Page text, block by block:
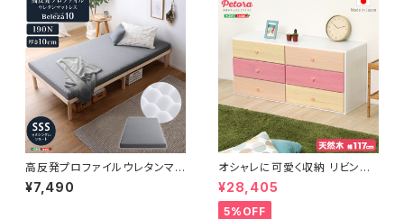
高反発プロファイルウレタンマッ
トレス【Beleza10-ベレーザ・テ
ン-】(セミシングルショート) O
¥7,490
オシャレに可愛く収納 リビング
用ワイドチェスト 3段 幅117cm
天然木（桐）日本製｜petora-
ペトラ- SH-08-PTR117
¥28,405
5%OFF